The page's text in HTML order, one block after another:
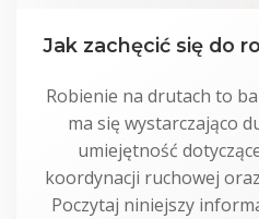
Jak zachęcić się do
Robienie na drutach to
ma się wystarczająco
umiejętność
koordynacji ruchowej
Poczytaj niniejszy